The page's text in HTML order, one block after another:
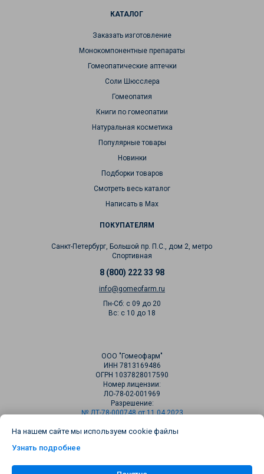
ООО "Гомеофарм"
ИНН 7813169486
ОГРН 1037828017590
Номер лицензии:
ЛО-78-02-001969
Разрешение:
№ ДТ-78-000748 от 11.04.2023
ПОКУПАТЕЛЯМ
КАТАЛОГ
Заказать изготовление
Монокомпонентные препараты
Гомеопатические аптечки
Соли Шюсслера
Гомеопатия
Книги по гомеопатии
Натуральная косметика
Популярные товары
Новинки
Подборки товаров
Смотреть весь каталог
Написать в Max
Санкт-Петербург, Большой пр. П.С., дом 2, метро
Спортивная
8 (800) 222 33 98
info@gomeofarm.ru
Пн-Сб: с 09 до 20
Вс: с 10 до 18
На нашем сайте мы используем cookie файлы
Узнать подробнее